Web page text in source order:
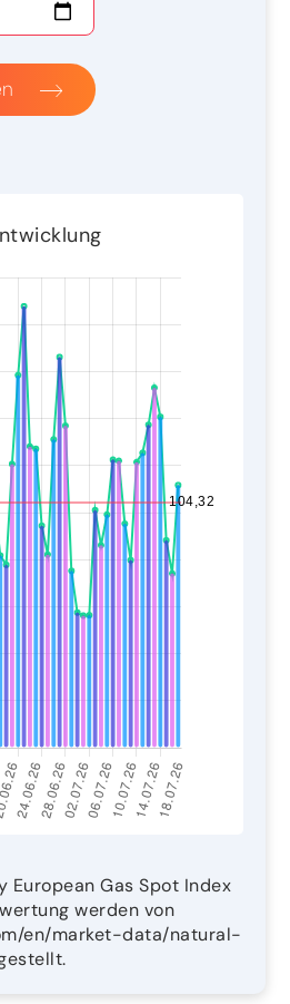
European Gas Spot Index
werden von
en/market-data/natural-